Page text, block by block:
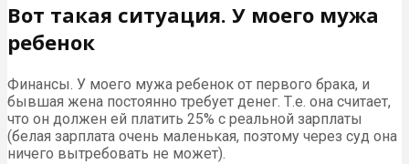
Вот такая ситуация. У моего мужа
ребенок
Финансы. У моего мужа ребенок от первого брака, и
бывшая жена постоянно требует денег. Т.е. она считает,
что он должен ей платить 25% с реальной зарплаты
(белая зарплата очень маленькая, поэтому через суд она
ничего вытребовать не может).